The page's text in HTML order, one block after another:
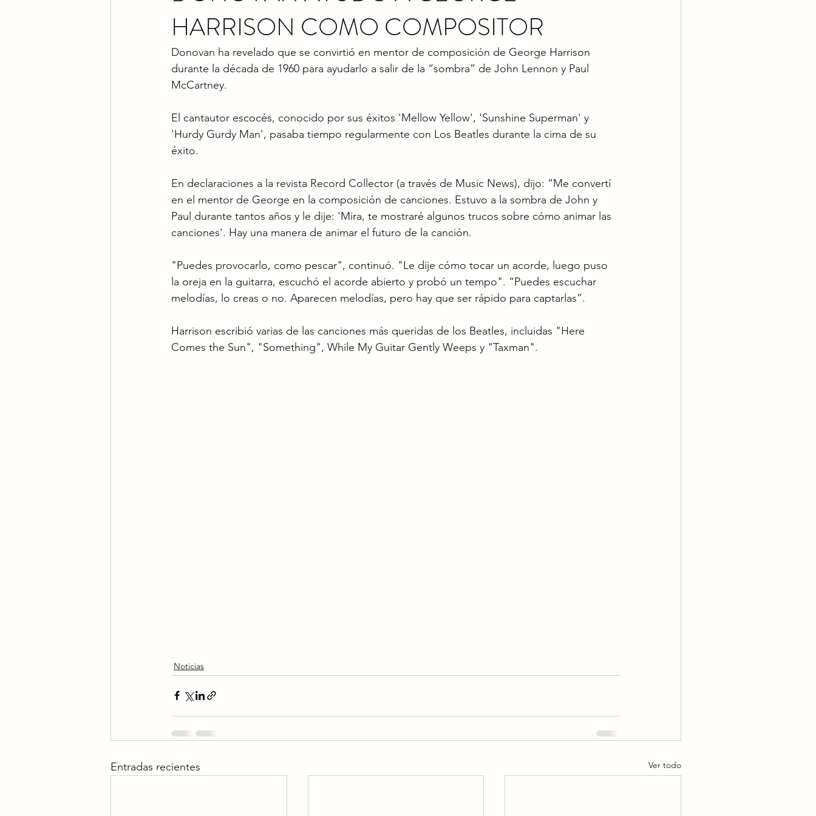
HARRISON COMO COMPOSITOR
Donovan ha revelado que se convirtió en mentor de composición de George Harrison
durante la década de 1960 para ayudarlo a salir de la “sombra” de John Lennon y Paul
McCartney.
El cantautor escocés, conocido por sus éxitos 'Mellow Yellow', 'Sunshine Superman' y
'Hurdy Gurdy Man', pasaba tiempo regularmente con Los Beatles durante la cima de su
éxito.
En declaraciones a la revista Record Collector (a través de Music News), dijo: “Me convertí
en el mentor de George en la composición de canciones. Estuvo a la sombra de John y
Paul durante tantos años y le dije: 'Mira, te mostraré algunos trucos sobre cómo animar las
canciones'. Hay una manera de animar el futuro de la canción.
"Puedes provocarlo, como pescar", continuó. "Le dije cómo tocar un acorde, luego puso
la oreja en la guitarra, escuchó el acorde abierto y probó un tempo". “Puedes escuchar
melodías, lo creas o no. Aparecen melodías, pero hay que ser rápido para captarlas”.
Harrison escribió varias de las canciones más queridas de los Beatles, incluidas "Here
Comes the Sun", "Something", While My Guitar Gently Weeps y "Taxman".
Noticias
Entradas recientes Ver todo